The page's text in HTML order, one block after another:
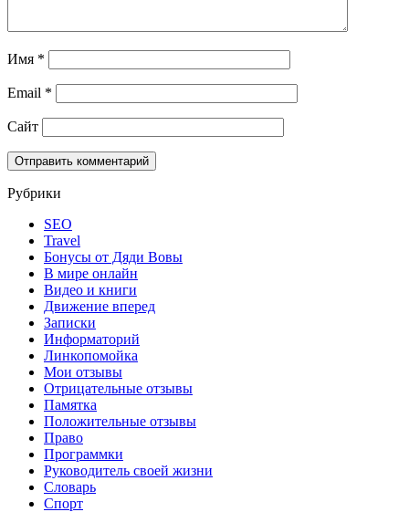
Имя *
Email *
Сайт
Рубрики
SEO
Travel
Бонусы от Дяди Вовы
В мире онлайн
Видео и книги
Движение вперед
Записки
Информаторий
Линкопомойка
Мои отзывы
Отрицательные отзывы
Памятка
Положительные отзывы
Право
Программки
Руководитель своей жизни
Словарь
Спорт